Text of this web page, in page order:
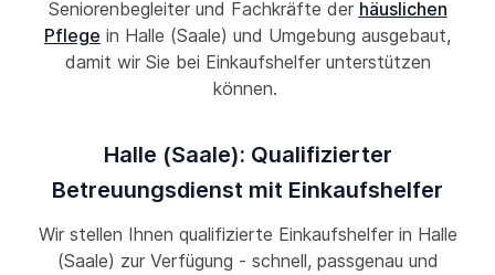
Seniorenbegleiter und Fachkräfte der häuslichen
Pflege in Halle (Saale) und Umgebung ausgebaut,
damit wir Sie bei Einkaufshelfer unterstützen
können.
Halle (Saale): Qualifizierter
Betreuungsdienst mit Einkaufshelfer
Wir stellen Ihnen qualifizierte Einkaufshelfer in Halle
(Saale) zur Verfügung - schnell, passgenau und